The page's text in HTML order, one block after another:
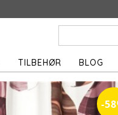
TILBEHØR BLOG
-